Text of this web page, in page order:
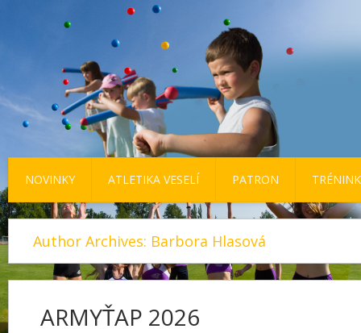
NOVINKY ATLETIKA VESELÍ PATRON
Author Archives: Barbora Hlasová
ARMYŤAP 2026